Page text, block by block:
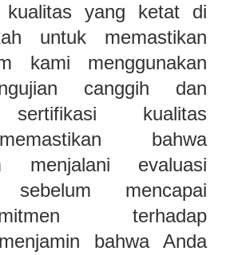
kualitas yang ketat di
untuk memastikan
kami menggunakan
canggih dan
sertifikasi kualitas
bahwa
menjalani evaluasi
sebelum mencapai
terhadap
bahwa Anda